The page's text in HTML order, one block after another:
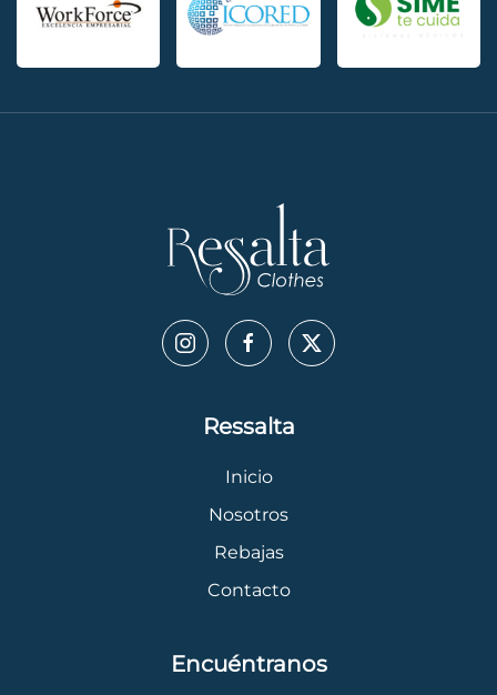
Ressalta
Inicio
Nosotros
Rebajas
Contacto
Encuéntranos